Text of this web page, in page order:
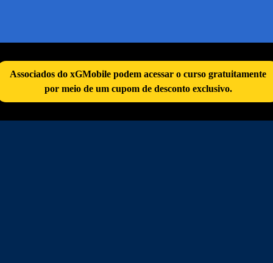
Associados do xGMobile podem acessar o curso gratuitamente
por meio de um cupom de desconto exclusivo.